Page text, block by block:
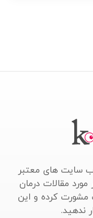
سایت های معتبر
مقالات درمان
مشورت کرده و این
ندهید.